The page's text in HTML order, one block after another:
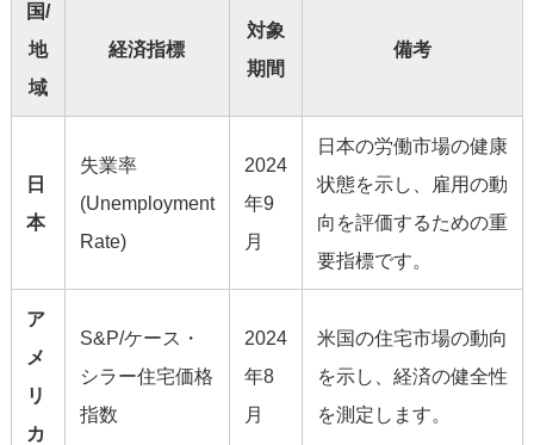
国/
地
域
経済指標
対象
期間
備考
日
本
失業率
(Unemployment
Rate)
2024
年9
月
日本の労働市場の健康
状態を示し、雇用の動
向を評価するための重
要指標です。
ア
メ
リ
カ
S&P/ケース・
シラー住宅価格
指数
2024
年8
月
米国の住宅市場の動向
を示し、経済の健全性
を測定します。